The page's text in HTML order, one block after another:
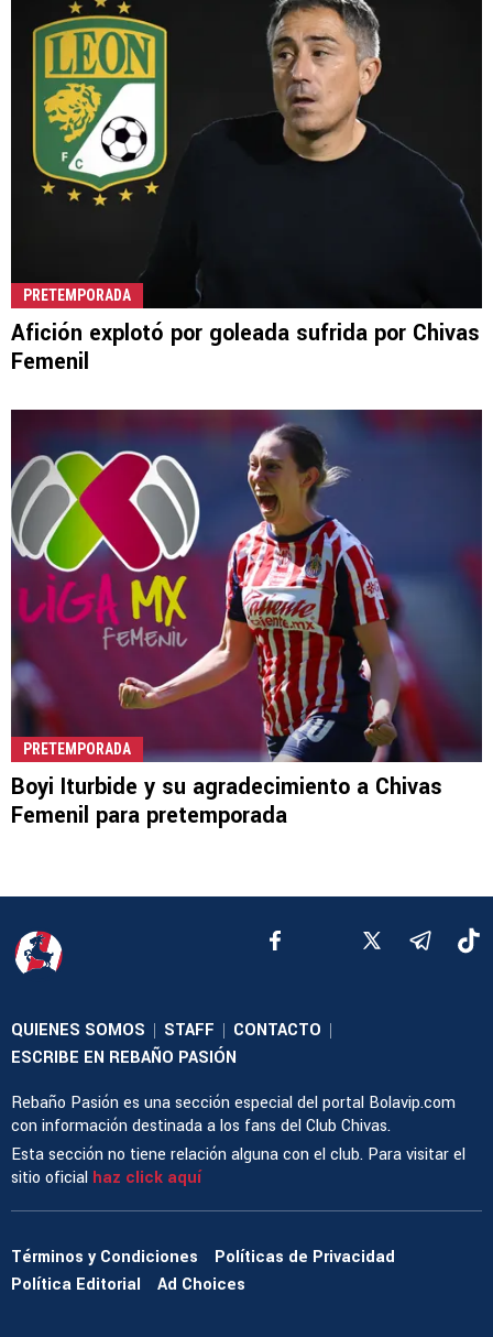
PRETEMPORADA
Afición explotó por goleada sufrida por Chivas
Femenil
PRETEMPORADA
Boyi Iturbide y su agradecimiento a Chivas
Femenil para pretemporada
QUIENES SOMOS | STAFF | CONTACTO |
ESCRIBE EN REBAÑO PASIÓN
Rebaño Pasión es una sección especial del portal Bolavip.com
con información destinada a los fans del Club Chivas.
Esta sección no tiene relación alguna con el club. Para visitar el
sitio oficial haz click aquí
Términos y Condiciones
Políticas de Privacidad
Política Editorial
Ad Choices